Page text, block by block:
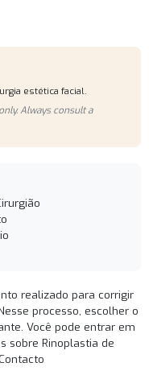
estética facial.
Always consult a
realizado para corrigir
processo, escolher o
Você pode entrar em
sobreRinoplastia de